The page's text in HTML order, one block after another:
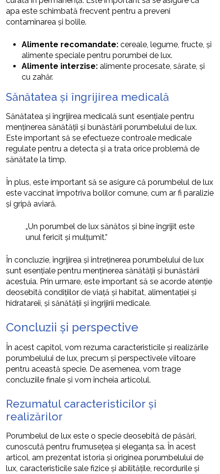
apa este schimbată frecvent pentru a preveni
contaminarea și bolile.
Alimente recomandate: cereale, legume, fructe, și
alimente speciale pentru porumbei de lux.
Alimente interzise: alimente procesate, sărate, și
cu zahăr.
Sănătatea și îngrijirea medicală
Sănătatea și îngrijirea medicală sunt esențiale pentru
menținerea sănătății și bunăstării porumbelului de lux.
Este important să se efectueze controale medicale
regulate pentru a detecta și a trata orice problemă de
sănătate la timp.
În plus, este important să se asigure că porumbelul de lux
este vaccinat împotriva bolilor comune, cum ar fi paralizie
și gripă aviară.
„Un porumbel de lux sănătos și bine îngrijit este
unul fericit și mulțumit.”
În concluzie, îngrijirea și întreținerea porumbelului de lux
sunt esențiale pentru menținerea sănătății și bunăstării
acestuia. Prin urmare, este important să se acorde atenție
deosebită condițiilor de viață și habitat, alimentației și
hidratareii, și sănătății și îngrijirii medicale.
Concluzii și perspective
În acest capitol, vom rezuma caracteristicile și realizările
porumbelului de lux, precum și perspectivele viitoare
pentru această specie. De asemenea, vom trage
concluziile finale și vom încheia articolul.
Rezumatul caracteristicilor și
realizărilor
Porumbelul de lux este o specie deosebită de păsări,
cunoscută pentru frumusețea și eleganța sa. În acest
articol, am prezentat istoria și originea porumbelului de
lux, caracteristicile sale fizice și abilitățile, recordurile și